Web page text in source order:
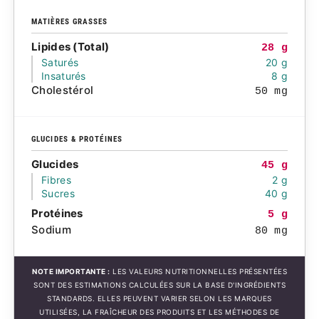
MATIÈRES GRASSES
Lipides (Total)
28 g
Saturés
20 g
Insaturés
8 g
Cholestérol 50 mg
GLUCIDES & PROTÉINES
Glucides
45 g
Fibres
2 g
Sucres
40 g
Protéines 5 g
Sodium 80 mg
NOTE IMPORTANTE : LES VALEURS NUTRITIONNELLES PRÉSENTÉES
SONT DES ESTIMATIONS CALCULÉES SUR LA BASE D'INGRÉDIENTS
STANDARDS. ELLES PEUVENT VARIER SELON LES MARQUES
UTILISÉES, LA FRAÎCHEUR DES PRODUITS ET LES MÉTHODES DE